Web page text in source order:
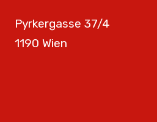
Pyrkergasse 37/4
1190 Wien